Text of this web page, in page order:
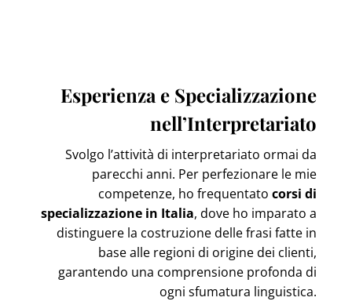
Esperienza e Specializzazione
nell’Interpretariato
Svolgo l’attività di interpretariato ormai da
parecchi anni. Per perfezionare le mie
competenze, ho frequentatocorsi di
specializzazione in Italia, dove ho imparato a
distinguere la costruzione delle frasi fatte in
base alle regioni di origine dei clienti,
garantendo una comprensione profonda di
ogni sfumatura linguistica.